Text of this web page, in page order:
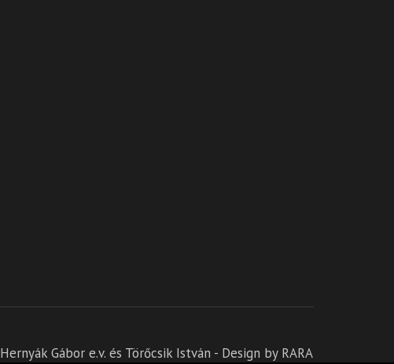
Hernyák Gábor e.v. és Törőcsik István - Design by RARA